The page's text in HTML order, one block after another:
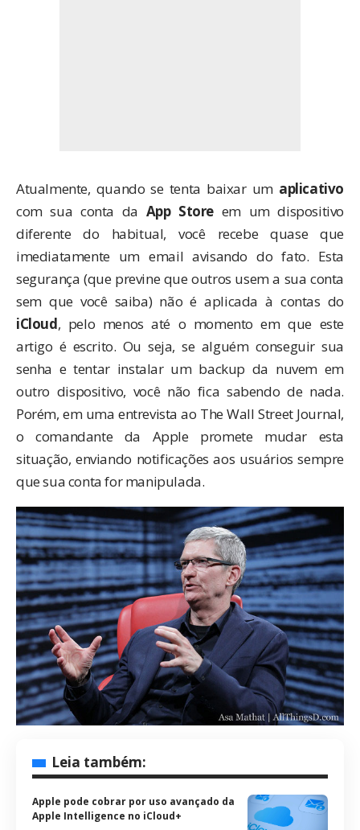
Atualmente, quando se tenta baixar um aplicativo
com sua conta da App Storeem um dispositivo
diferente do habitual, você recebe quase que
imediatamente um email avisando do fato. Esta
segurança (que previne que outros usem a sua conta
sem que você saiba) não é aplicada à contas do
iCloud, pelo menos até o momento em que este
artigo é escrito. Ou seja, se alguém conseguir sua
senha e tentar instalar um backup da nuvem em
outro dispositivo, você não fica sabendo de nada.
Porém, em uma entrevista ao The Wall Street Journal,
o comandante da Apple promete mudar esta
situação, enviando notificações aos usuários sempre
que sua conta for manipulada.
Leia também:
Apple pode cobrar por uso avançado da
Apple Intelligence no iCloud+